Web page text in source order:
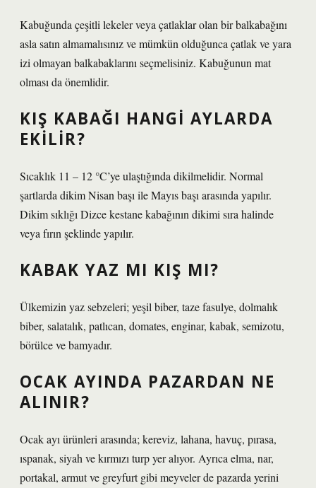
Kabuğunda çeşitli lekeler veya çatlaklar olan bir balkabağını
asla satın almamalısınız ve mümkün olduğunca çatlak ve yara
izi olmayan balkabaklarını seçmelisiniz. Kabuğunun mat
olması da önemlidir.
KIŞ KABAĞI HANGI AYLARDA
EKILIR?
Sıcaklık 11 – 12 °C’ye ulaştığında dikilmelidir. Normal
şartlarda dikim Nisan başı ile Mayıs başı arasında yapılır.
Dikim sıklığı Dizce kestane kabağının dikimi sıra halinde
veya fırın şeklinde yapılır.
KABAK YAZ MI KIŞ MI?
Ülkemizin yaz sebzeleri; yeşil biber, taze fasulye, dolmalık
biber, salatalık, patlıcan, domates, enginar, kabak, semizotu,
börülce ve bamyadır.
OCAK AYINDA PAZARDAN NE
ALINIR?
Ocak ayı ürünleri arasında; kereviz, lahana, havuç, pırasa,
ıspanak, siyah ve kırmızı turp yer alıyor. Ayrıca elma, nar,
portakal, armut ve greyfurt gibi meyveler de pazarda yerini